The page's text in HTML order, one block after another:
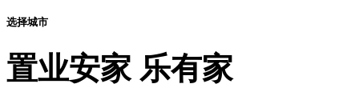
选择城市
置业安家 乐有家